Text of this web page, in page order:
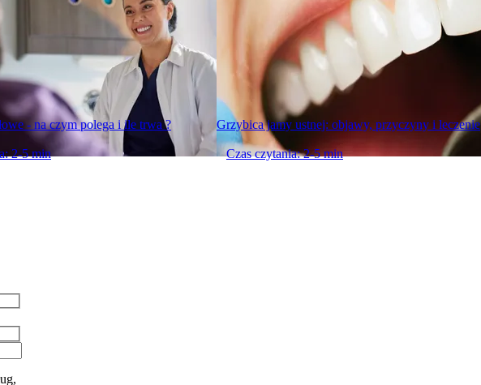
- na czym polega i ile trwa ?
2-5 min
Grzybica jamy ustnej: objawy, przyczyny i leczenie
Czas czytania: 2-5 min